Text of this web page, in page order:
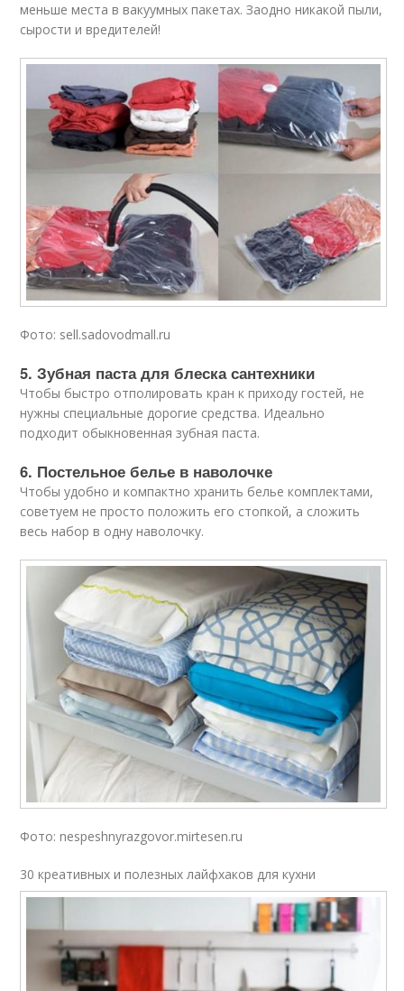
меньше места в вакуумных пакетах. Заодно никакой пыли,
сырости и вредителей!
Фото: sell.sadovodmall.ru
5. Зубная паста для блеска сантехники
Чтобы быстро отполировать кран к приходу гостей, не
нужны специальные дорогие средства. Идеально
подходит обыкновенная зубная паста.
6. Постельное белье в наволочке
Чтобы удобно и компактно хранить белье комплектами,
советуем не просто положить его стопкой, а сложить
весь набор в одну наволочку.
Фото: nespeshnyrazgovor.mirtesen.ru
30 креативных и полезных лайфхаков для кухни